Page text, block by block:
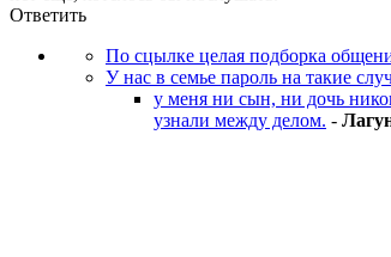
Ответить
По сцылке целая подборка
У нас в семье пароль на такие
у меня ни сын, ни дочь
узнали между делом. -